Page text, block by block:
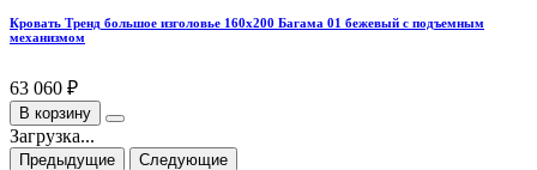
Кровать Тренд большое изголовье 160х200 Багама 01 бежевый с подъемным
механизмом
63 060 ₽
В корзину
Загрузка...
Предыдущие Следующие